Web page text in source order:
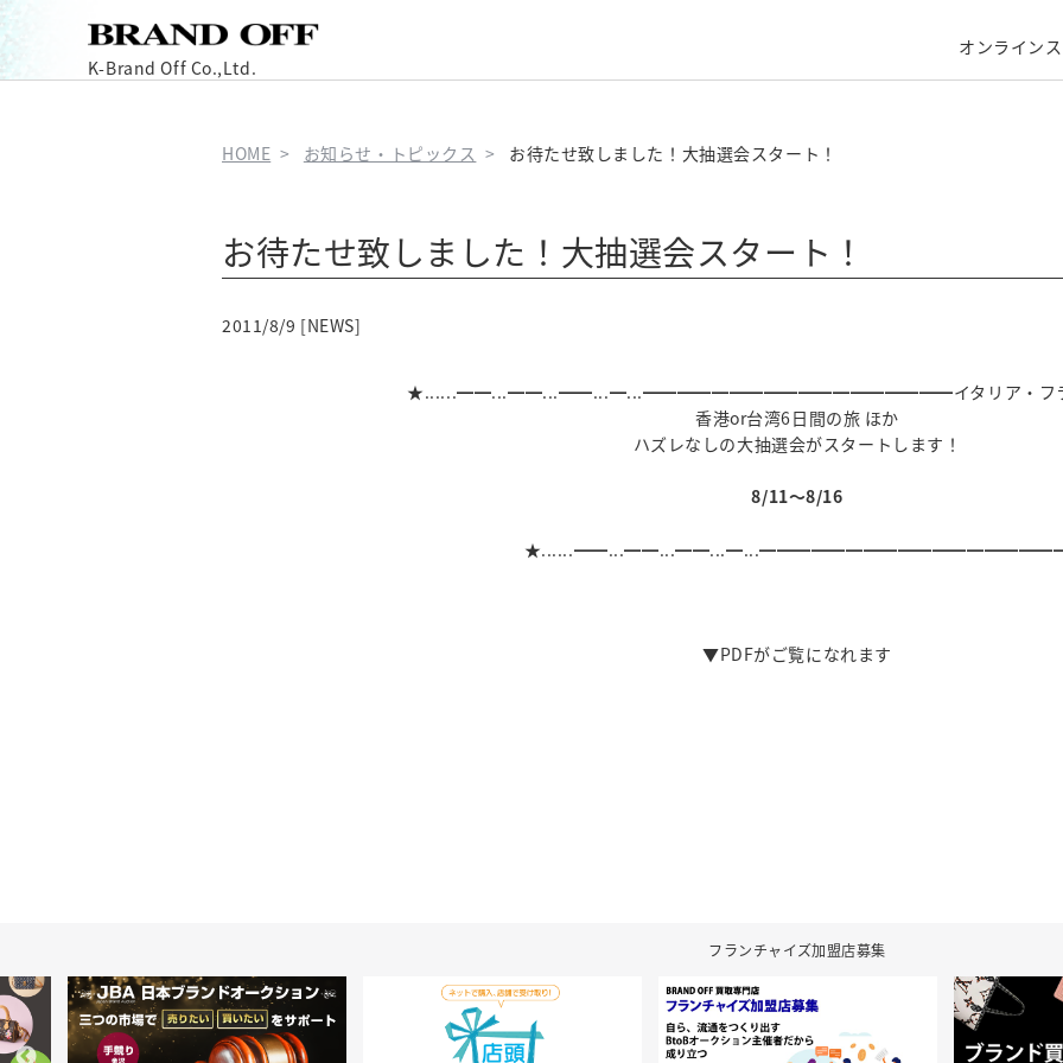
K-Brand Off Co.,Ltd.
オンライン
HOME お知らせ・トピックス お待たせ致しました！大抽選会スタート！
お待たせ致しました！大抽選会スタート！
2011/8/9 [NEWS]
★......━━...━━...━━...━...━━━━━━━━━━━━━━━━━━イタリア・フラン
香港or台湾6日間の旅 ほか
ハズレなしの大抽選会がスタートします！
8/11〜8/16
▼PDFがご覧になれます
フランチャイズ加盟店募集